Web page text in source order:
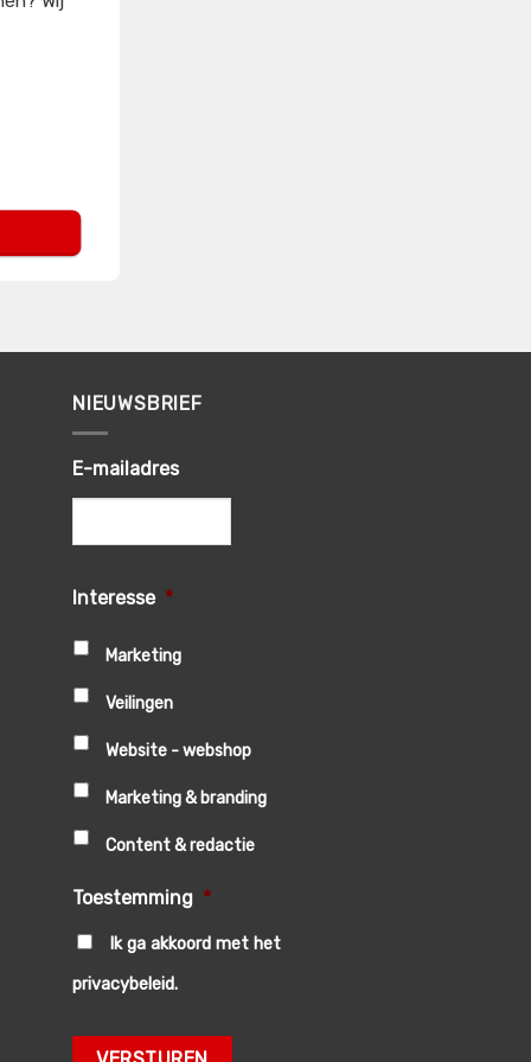
NIEUWSBRIEF
E-mailadres
Interesse *
Marketing
Veilingen
Website - webshop
Marketing & branding
Content & redactie
Toestemming *
Ik ga akkoord met het
privacybeleid.